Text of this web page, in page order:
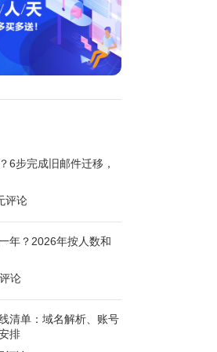
6步完成旧邮件迁移，
评论
年？2026年按人数和
论
清单：域名解析、账号
排